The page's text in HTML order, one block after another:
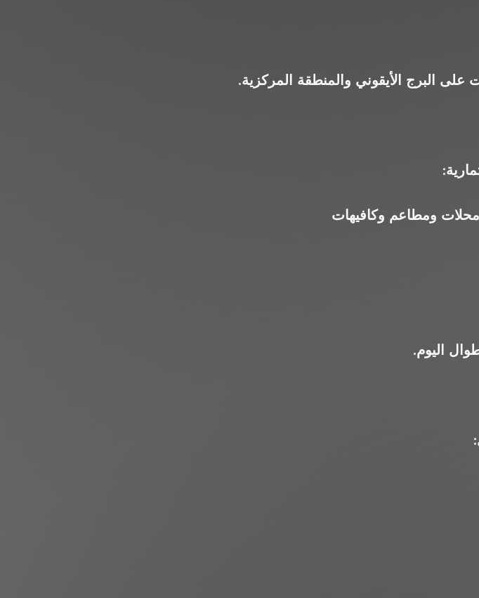
على البرج الأيقوني والمنطقة المركزية.
محلات ومطاعم وكافيهات
اليوم.